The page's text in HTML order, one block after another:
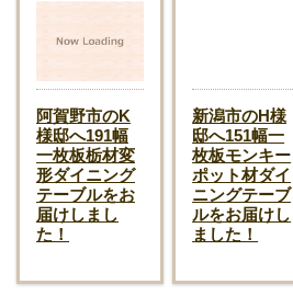
阿賀野市のK
様邸へ191幅
一枚板栃材変
形ダイニング
テーブルをお
届けしまし
た！
新潟市のH様
邸へ151幅一
枚板モンキー
ポット材ダイ
ニングテーブ
ルをお届けし
ました！